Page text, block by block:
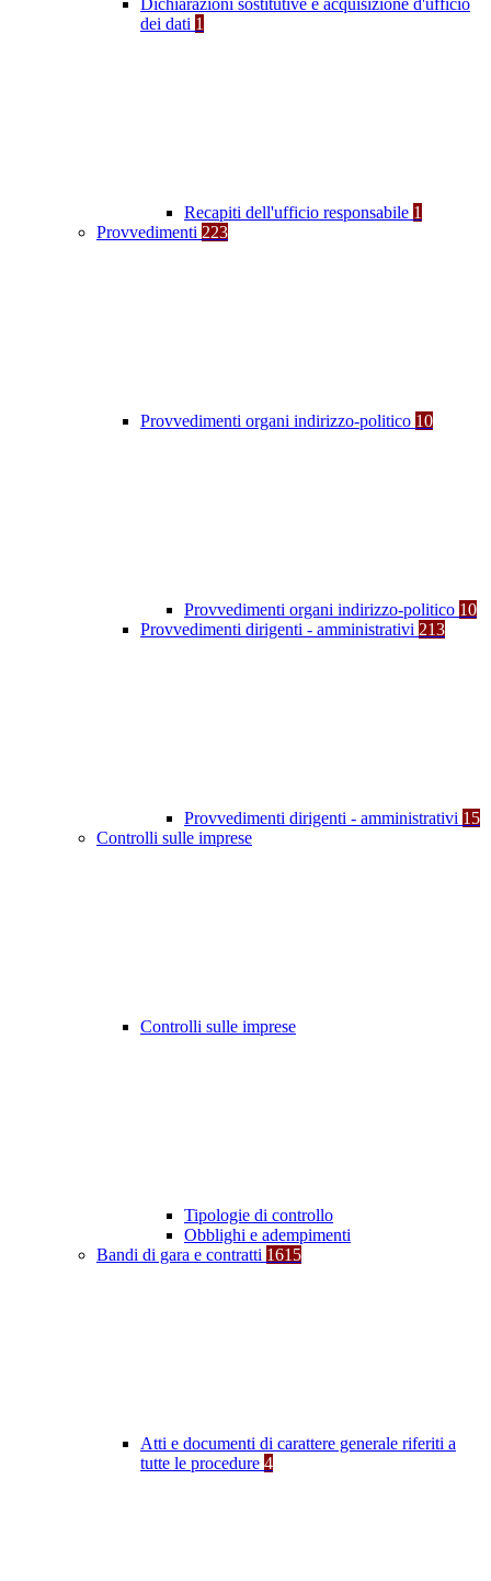
Dichiarazioni sostitutive e acquisizione d'ufficio
dei dati 1
Recapiti dell'ufficio responsabile 1
Provvedimenti 223
Provvedimenti organi indirizzo-politico 10
Provvedimenti organi indirizzo-politico 10
Provvedimenti dirigenti - amministrativi 213
Provvedimenti dirigenti - amministrativi 15
Controlli sulle imprese
Controlli sulle imprese
Tipologie di controllo
Obblighi e adempimenti
Bandi di gara e contratti 1615
Atti e documenti di carattere generale riferiti a
tutte le procedure 4